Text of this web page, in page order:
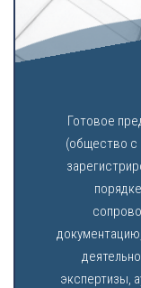
Готовое
(общество с
экспертизы,